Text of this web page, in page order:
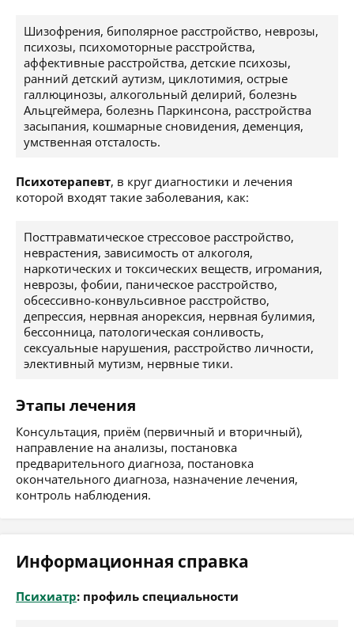
Шизофрения, биполярное расстройство, неврозы,
психозы, психомоторные расстройства,
аффективные расстройства, детские психозы,
ранний детский аутизм, циклотимия, острые
галлюцинозы, алкогольный делирий, болезнь
Альцгеймера, болезнь Паркинсона, расстройства
засыпания, кошмарные сновидения, деменция,
умственная отсталость.
Психотерапевт, в круг диагностики и лечения
которой входят такие заболевания, как:
Посттравматическое стрессовое расстройство,
неврастения, зависимость от алкоголя,
наркотических и токсических веществ, игромания,
неврозы, фобии, паническое расстройство,
обсессивно-конвульсивное расстройство,
депрессия, нервная анорексия, нервная булимия,
бессонница, патологическая сонливость,
сексуальные нарушения, расстройство личности,
элективный мутизм, нервные тики.
Этапы лечения
Консультация, приём (первичный и вторичный),
направление на анализы, постановка
предварительного диагноза, постановка
окончательного диагноза, назначение лечения,
контроль наблюдения.
Информационная справка
Психиатр: профиль специальности